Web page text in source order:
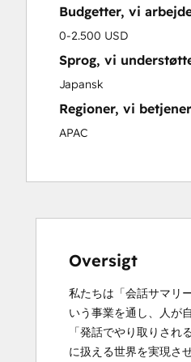
Sales Enablement
Budgetter, vi
0-2.500 USD
Sprog, vi
Japansk
Regioner, vi betjener
APAC
Oversigt
私たちは「会話サマリ
いう事業を通し、人が
「発話でやり取りされ
に扱える世界を実現さ